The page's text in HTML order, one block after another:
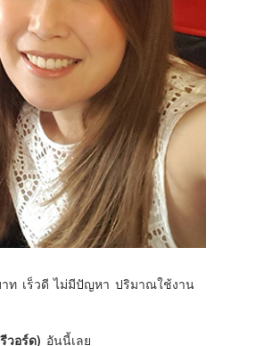
ท เร็วดี ไม่มีปัญหา ปริมาณใช้งาน
วอร์ด) อันนี้เลย